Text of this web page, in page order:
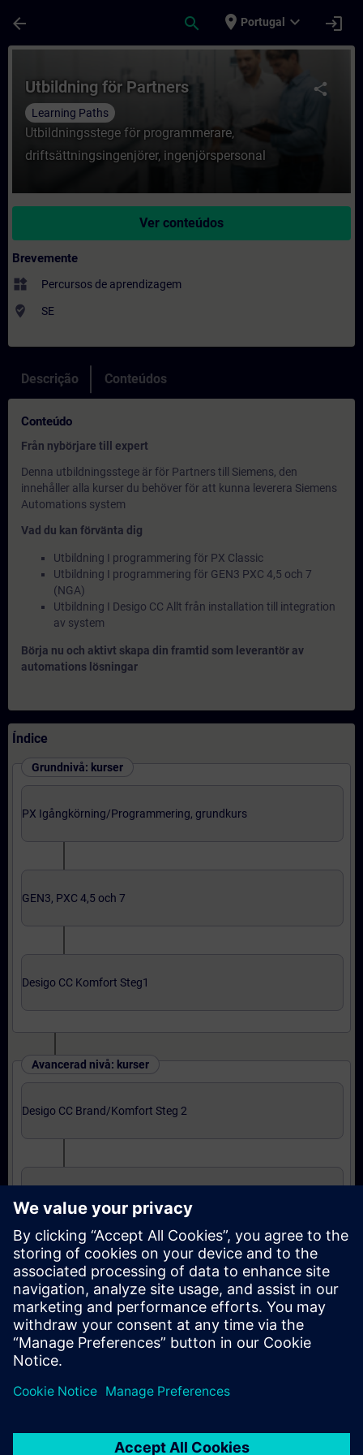
arrow_back search place Portugal expand_more login
Curso - Utbildning för Partners -
share
Utbildning för Partners
Learning Paths
Utbildningsstege för programmerare,
driftsättningsingenjörer, ingenjörspersonal
Ver conteúdos
Brevemente
widgets Percursos de aprendizagem
where_to_vote SE
Descrição Conteúdos
Conteúdo
Från nybörjare till expert
Denna utbildningsstege är för Partners till Siemens, den
innehåller alla kurser du behöver för att kunna leverera Siemens
Automations system
Vad du kan förvänta dig
Utbildning I programmering för PX Classic
Utbildning I programmering för GEN3 PXC 4,5 och 7
(NGA)
Utbildning I Desigo CC Allt från installation till integration
av system
Börja nu och aktivt skapa din framtid som leverantör av
automations lösningar
Índice
Grundnivå: kurser
PX Igångkörning/Programmering, grundkurs
GEN3, PXC 4,5 och 7
Desigo CC Komfort Steg1
Avancerad nivå: kurser
Desigo CC Brand/Komfort Steg 2
Expertnivå: kurser
Integration till Desigo CC